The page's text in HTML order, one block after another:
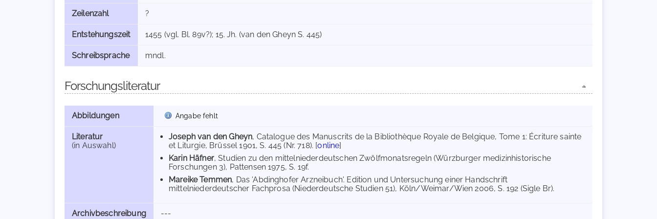
Zeilenzahl ?
Entstehungszeit 1455 (vgl. Bl. 89v?); 15. Jh. (van den Gheyn S. 445)
Schreibsprache mndl.
Forschungsliteratur
Abbildungen Angabe fehlt
Literatur
(in Auswahl)
Joseph van den Gheyn, Catalogue des Manuscrits de la Bibliothèque Royale de Belgique, Tome 1: Écriture sainte
et Liturgie, Brüssel 1901, S. 445 (Nr. 718). [online]
Karin Häfner, Studien zu den mittelniederdeutschen Zwölfmonatsregeln (Würzburger medizinhistorische
Forschungen 3), Pattensen 1975, S. 19f.
Mareike Temmen, Das 'Abdinghofer Arzneibuch'. Edition und Untersuchung einer Handschrift
mittelniederdeutscher Fachprosa (Niederdeutsche Studien 51), Köln/Weimar/Wien 2006, S. 192 (Sigle Br).
Archivbeschreibung ---